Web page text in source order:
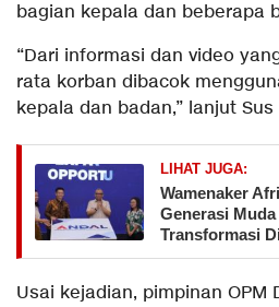
bagian kepala dan beberapa
“Dari informasi dan video
rata korban dibacok
kepala dan badan,” lanjut Sus
LIHAT JUGA:
Wamenaker
Generasi
Transformasi
Usai kejadian, pimpinan OPM